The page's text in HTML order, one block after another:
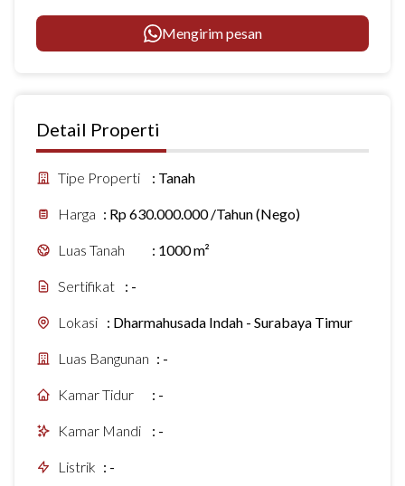
Mengirim pesan
Detail Properti
Tipe Properti : Tanah
Harga : Rp 630.000.000 /Tahun (Nego)
Luas Tanah : 1000 m²
Sertifikat : -
Lokasi : Dharmahusada Indah - Surabaya Timur
Luas Bangunan : -
Kamar Tidur : -
Kamar Mandi : -
Listrik : -